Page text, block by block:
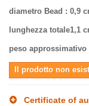
diametro Bead : 0,9
lunghezza totale1,1
peso approssimativo
Il prodotto non
Certificate of